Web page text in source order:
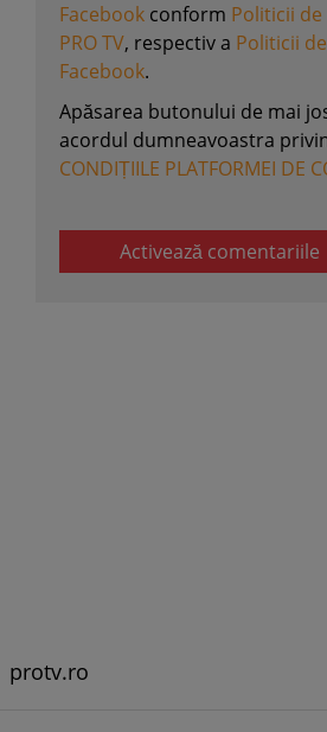
Facebook conform Politicii
PRO TV, respectiv a Politicii
Facebook.
Apăsarea butonului de mai
acordul dumneavoastra
CONDIȚIILE PLATFORMEI DE
Activează comentariile
protv.ro